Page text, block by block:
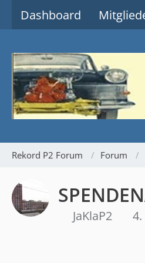
Dashboard
Rekord P2 Forum Forum
JaKlaP2